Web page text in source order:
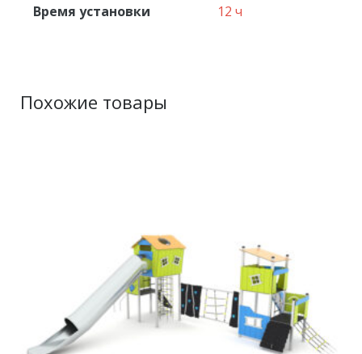
Время установки 12 ч
Похожие товары